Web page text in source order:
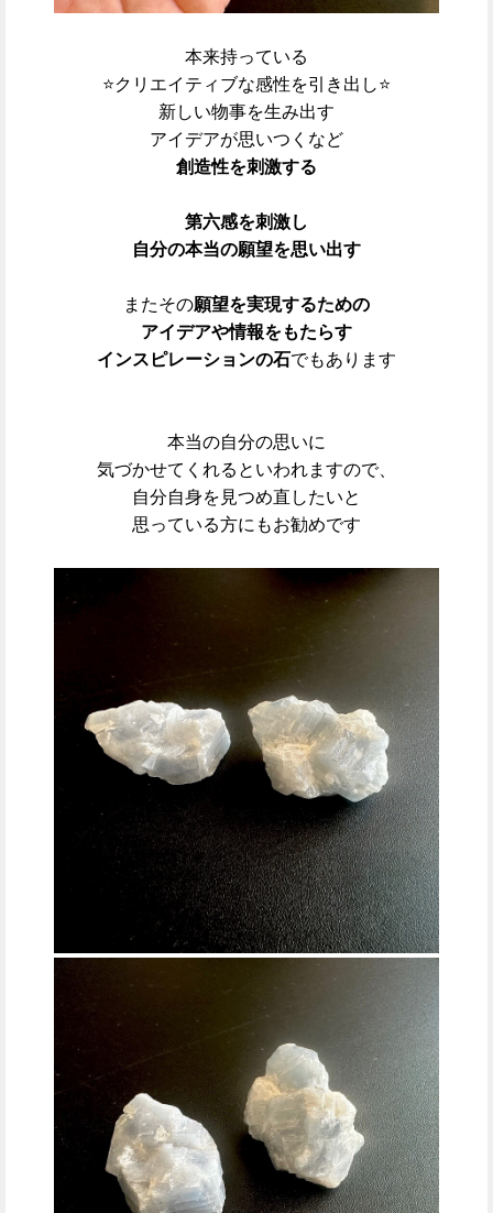
本来持っている
⭐クリエイティブな感性を引き出し⭐
新しい物事を生み出す
アイデアが思いつくなど
創造性を刺激する
第六感を刺激し
自分の本当の願望を思い出す
またその願望を実現するための
アイデアや情報をもたらす
インスピレーションの石でもあります
本当の自分の思いに
気づかせてくれるといわれますので、
自分自身を見つめ直したいと
思っている方にもお勧めです